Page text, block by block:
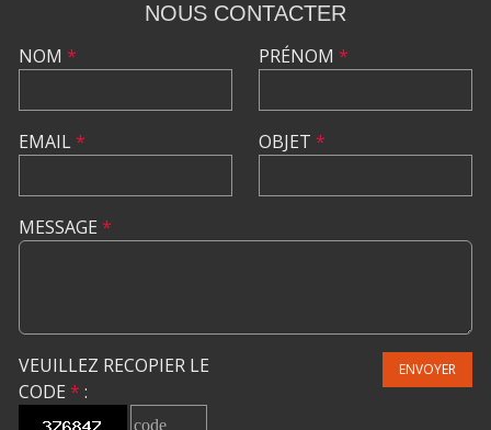
NOUS CONTACTER
NOM *
EMAIL*
PRÉNOM *
OBJET *
MESSAGE *
VEUILLEZ RECOPIER LE
CODE * :
ENVOYER